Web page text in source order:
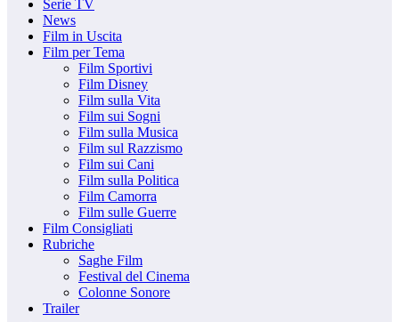
Serie TV
News
Film in Uscita
Film per Tema
Film Sportivi
Film Disney
Film sulla Vita
Film sui Sogni
Film sulla Musica
Film sul Razzismo
Film sui Cani
Film sulla Politica
Film Camorra
Film sulle Guerre
Film Consigliati
Rubriche
Saghe Film
Festival del Cinema
Colonne Sonore
Trailer